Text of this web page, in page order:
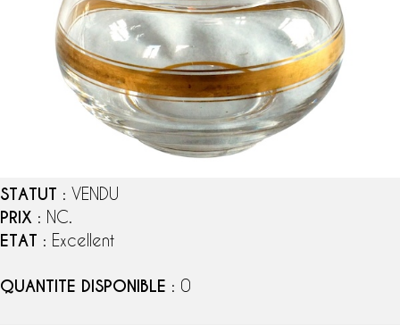
STATUT : VENDU
PRIX : NC.
ETAT : Excellent
QUANTITE DISPONIBLE : 0